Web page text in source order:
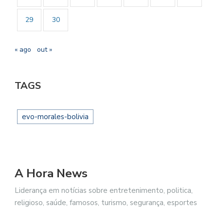
29 30
« ago out »
TAGS
evo-morales-bolivia
A Hora News
Liderança em notícias sobre entretenimento, politica,
religioso, saúde, famosos, turismo, segurança, esportes